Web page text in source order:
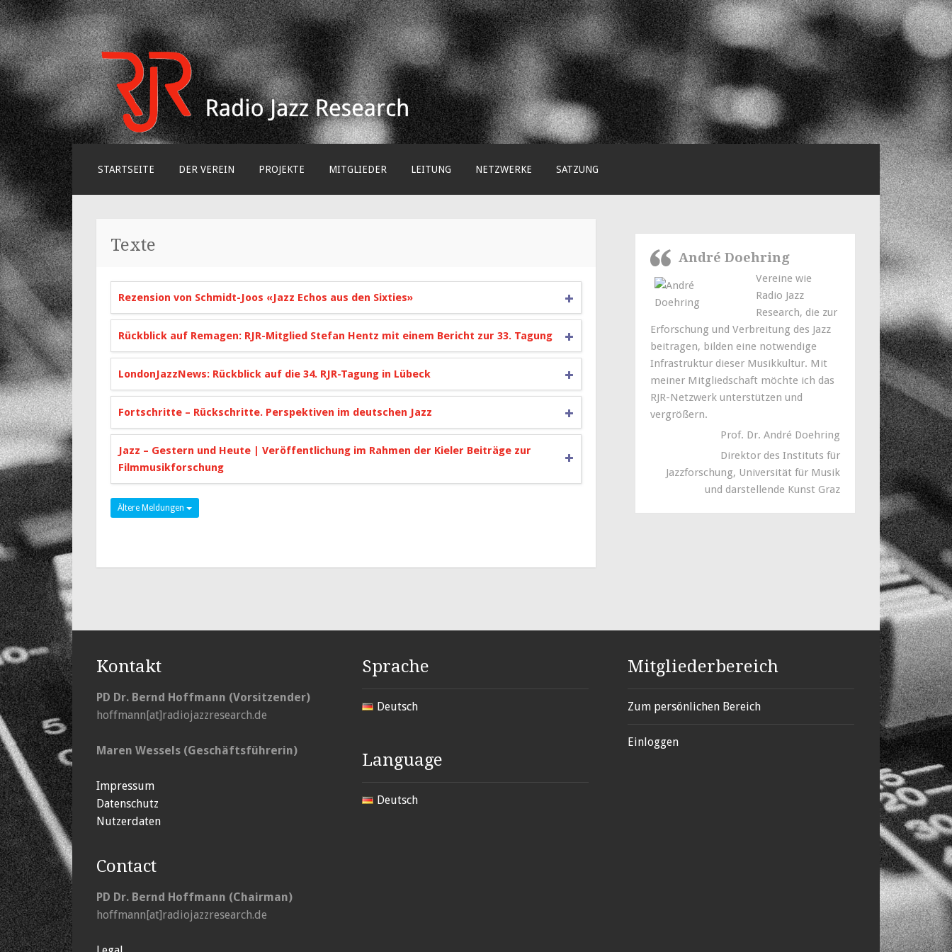
Radio Jazz Research e.V.
CONTENT
STARTSEITE DER VEREIN PROJEKTE MITGLIEDER LEITUNG NETZWERKE SATZUNG
Texte
Rezension von Schmidt-Joos «Jazz Echos aus den Sixties»
Rückblick auf Remagen: RJR-Mitglied Stefan Hentz mit einem Bericht zur 33. Tagung
LondonJazzNews: Rückblick auf die 34. RJR-Tagung in Lübeck
Fortschritte – Rückschritte. Perspektiven im deutschen Jazz
Jazz – Gestern und Heute | Veröffentlichung im Rahmen der Kieler Beiträge zur
Filmmusikforschung
Ältere Meldungen
André Doehring
Vereine wie
Radio Jazz
Research, die zur
Erforschung und Verbreitung des Jazz
beitragen, bilden eine notwendige
Infrastruktur dieser Musikkultur. Mit
meiner Mitgliedschaft möchte ich das
RJR-Netzwerk unterstützen und
vergrößern.
Prof. Dr. André Doehring
Direktor des Instituts für
Jazzforschung, Universität für Musik
und darstellende Kunst Graz
Kontakt
PD Dr. Bernd Hoffmann (Vorsitzender)
hoffmann[at]radiojazzresearch.de
Maren Wessels (Geschäftsführerin)
Impressum
Datenschutz
Nutzerdaten
Contact
PD Dr. Bernd Hoffmann (Chairman)
hoffmann[at]radiojazzresearch.de
Sprache
Deutsch
Language
Deutsch
Mitgliederbereich
Zum persönlichen Bereich
Einloggen